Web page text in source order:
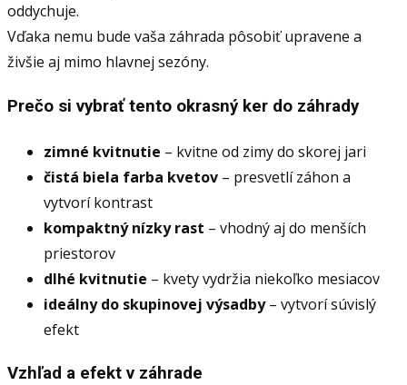
oddychuje.
Vďaka nemu bude vaša záhrada pôsobiť upravene a
živšie aj mimo hlavnej sezóny.
Prečo si vybrať tento okrasný ker do záhrady
zimné kvitnutie – kvitne od zimy do skorej jari
čistá biela farba kvetov – presvetlí záhon a
vytvorí kontrast
kompaktný nízky rast – vhodný aj do menších
priestorov
dlhé kvitnutie – kvety vydržia niekoľko mesiacov
ideálny do skupinovej výsadby– vytvorí súvislý
efekt
Vzhľad a efekt v záhrade